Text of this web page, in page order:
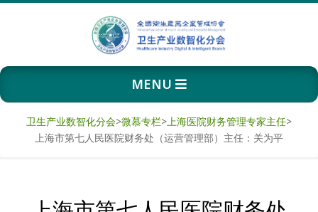
卫
生
产
Primary
Navigation
MENU
卫生产业数智化分会>微慕专栏>上海医院财务管理专家主任>
上海市第七人民医院财务处（运营管理部）主任：关为平